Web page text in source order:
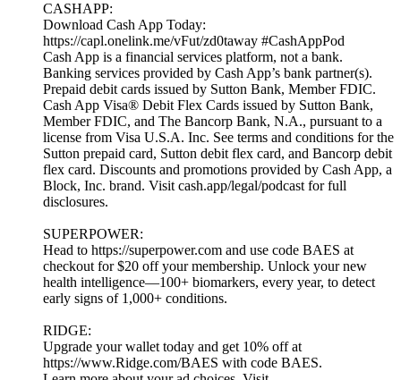
CASHAPP:
Download Cash App Today:
https://capl.onelink.me/vFut/zd0taway #CashAppPod
Cash App is a financial services platform, not a bank.
Banking services provided by Cash App’s bank partner(s).
Prepaid debit cards issued by Sutton Bank, Member FDIC.
Cash App Visa® Debit Flex Cards issued by Sutton Bank,
Member FDIC, and The Bancorp Bank, N.A., pursuant to a
license from Visa U.S.A. Inc. See terms and conditions for the
Sutton prepaid card, Sutton debit flex card, and Bancorp debit
flex card. Discounts and promotions provided by Cash App, a
Block, Inc. brand. Visit cash.app/legal/podcast for full
disclosures.
SUPERPOWER:
Head to https://superpower.com and use code BAES at
checkout for $20 off your membership. Unlock your new
health intelligence—100+ biomarkers, every year, to detect
early signs of 1,000+ conditions.
RIDGE:
Upgrade your wallet today and get 10% off at
https://www.Ridge.com/BAES with code BAES.